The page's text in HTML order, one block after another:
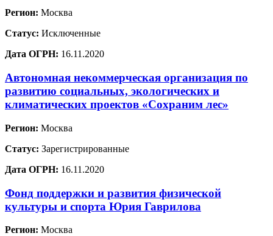
Регион: Москва
Статус: Исключенные
Дата ОГРН: 16.11.2020
Автономная некоммерческая организация по
развитию социальных, экологических и
климатических проектов «Сохраним лес»
Регион: Москва
Статус: Зарегистрированные
Дата ОГРН: 16.11.2020
Фонд поддержки и развития физической
культуры и спорта Юрия Гаврилова
Регион: Москва